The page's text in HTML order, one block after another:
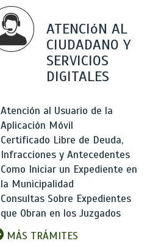
ATENCIóN AL
CIUDADANO Y
SERVICIOS
DIGITALES
Atención al Usuario de la
Aplicación Móvil
Certificado Libre de Deuda,
Infracciones y Antecedentes
Como Iniciar un Expediente en
la Municipalidad
Consultas Sobre Expedientes
que Obran en los Juzgados
MÁS TRÁMITES